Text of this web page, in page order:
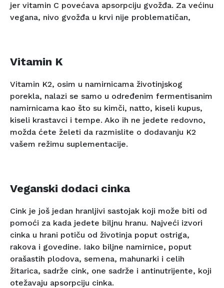
jer vitamin C povećava apsorpciju gvožđa. Za većinu
vegana, nivo gvožđa u krvi nije problematičan,
Vitamin K
Vitamin K2, osim u namirnicama životinjskog
porekla, nalazi se samo u određenim fermentisanim
namirnicama kao što su kimči, natto, kiseli kupus,
kiseli krastavci i tempe. Ako ih ne jedete redovno,
možda ćete želeti da razmislite o dodavanju K2
vašem režimu suplementacije.
Veganski dodaci cinka
Cink je još jedan hranljivi sastojak koji može biti od
pomoći za kada jedete biljnu hranu. Najveći izvori
cinka u hrani potiču od životinja poput ostriga,
rakova i govedine. Iako biljne namirnice, poput
orašastih plodova, semena, mahunarki i celih
žitarica, sadrže cink, one sadrže i antinutrijente, koji
otežavaju apsorpciju cinka.